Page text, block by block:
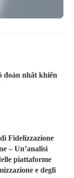
đoán nhất khiến
Fidelizzazione
– Un’analisi
piattaforme
e degli